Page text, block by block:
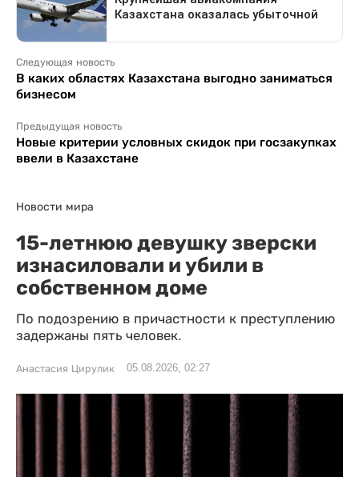
Следующая новость
В каких областях Казахстана выгодно заниматься
бизнесом
Предыдущая новость
Новые критерии условных скидок при госзакупках
ввели в Казахстане
Новости мира
15-летнюю девушку зверски
изнасиловали и убили в
собственном доме
По подозрению в причастности к преступлению
задержаны пять человек.
Анастасия Цирулик 05.08.2026, 02:27